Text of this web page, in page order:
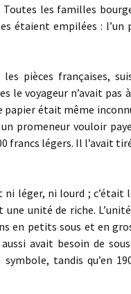
les familles
étaient empilées : l’un
pièces françaises,
le voyageur n’avait pas
papier était même
promeneur vouloir
francs légers. Il l’avait
léger, ni lourd ;
unité de riche.
en petits sous et en
avait besoin de
tandis qu’en